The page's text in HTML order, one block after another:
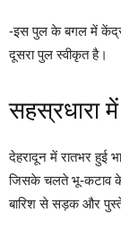
-इस पुल के बगल में
दूसरा पुल स्वीकृत है।
सहस्रधारा
देहरादून में रातभर हुई
जिसके चलते भू-कटाव के
बारिश से सड़क और